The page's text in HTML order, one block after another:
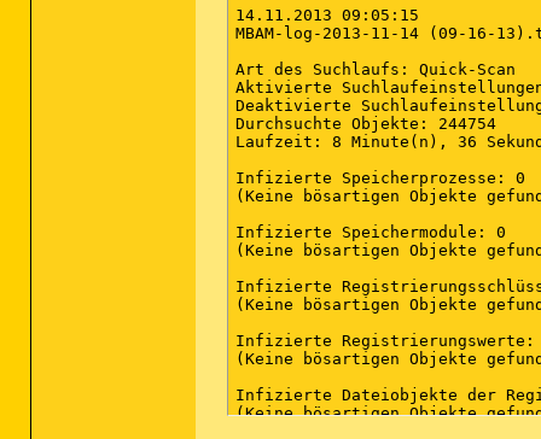
(Ende)
14.11.2013 09:05:15
MBAM-log-2013-11-14 (09-16-
Art des Suchlaufs: Quick-Scan
Aktivierte
Deaktivierte
Durchsuchte Objekte: 244754
Laufzeit: 8 Minute(n), 36
Infizierte Speicherprozesse: 0
(Keine bösartigen Objekte
Infizierte Speichermodule: 0
(Keine bösartigen Objekte
Infizierte
(Keine bösartigen Objekte
Infizierte Registrierungswerte:
(Keine bösartigen Objekte
Infizierte Dateiobjekte der
(Keine bösartigen Objekte